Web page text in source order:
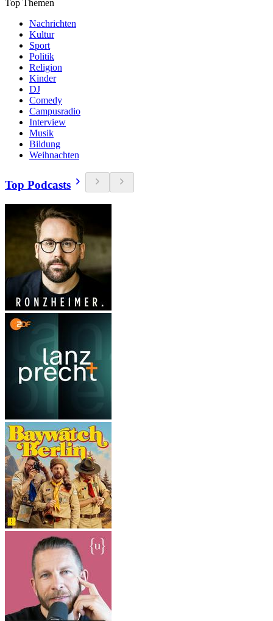
Top Themen
Nachrichten
Kultur
Sport
Politik
Religion
Kinder
DJ
Comedy
Campusradio
Interview
Musik
Bildung
Weihnachten
Top Podcasts